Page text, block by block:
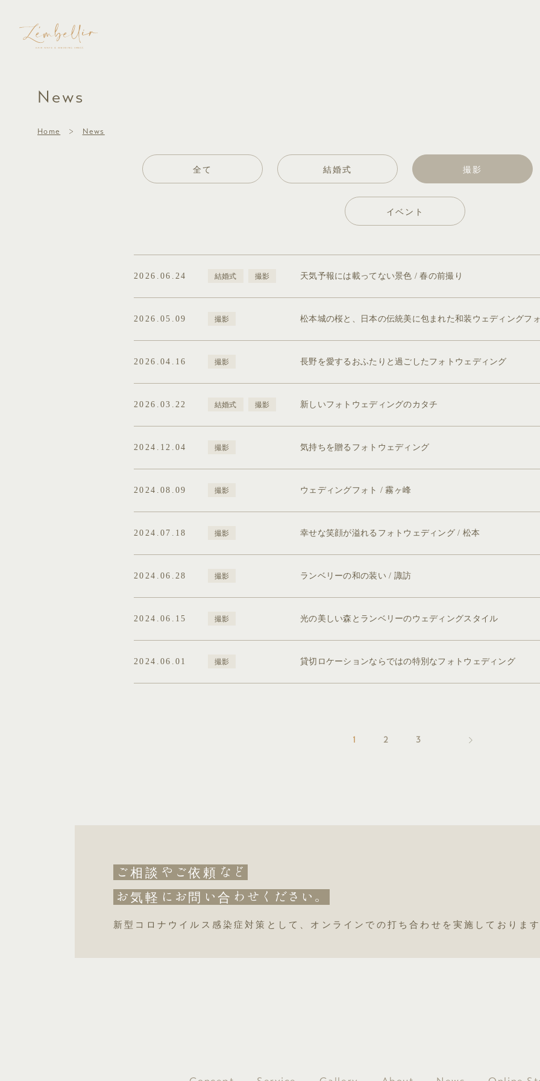
News
Home News
全て 結婚式 撮影
イベント
2026.06.24 結婚式 撮影 天気予報には載ってない景色 / 春の前撮り
2026.05.09 撮影 松本城の桜と、日本の伝統美に包まれた和装ウェディングフ
2026.04.16 撮影 長野を愛するおふたりと過ごしたフォトウェディング
2026.03.22 結婚式 撮影 新しいフォトウェディングのカタチ
2024.12.04 撮影 気持ちを贈るフォトウェディング
2024.08.09 撮影 ウェディングフォト / 霧ヶ峰
2024.07.18 撮影 幸せな笑顔が溢れるフォトウェディング / 松本
2024.06.28 撮影 ランベリーの和の装い / 諏訪
2024.06.15 撮影 光の美しい森とランベリーのウェディングスタイル
2024.06.01 撮影 貸切ロケーションならではの特別なフォトウェディング
1 2 3
ご相談 やご依頼 など
お気軽 にお問 い 合 わせください。
新型コロナウイルス感染症対策として、オンラインでの打ち合わせを実施しておりま